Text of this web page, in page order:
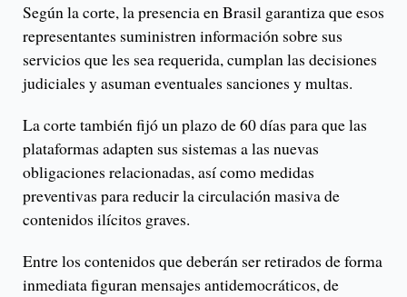
Según la corte, la presencia en Brasil garantiza que esos
representantes suministren información sobre sus
servicios que les sea requerida, cumplan las decisiones
judiciales y asuman eventuales sanciones y multas.
La corte también fijó un plazo de 60 días para que las
plataformas adapten sus sistemas a las nuevas
obligaciones relacionadas, así como medidas
preventivas para reducir la circulación masiva de
contenidos ilícitos graves.
Entre los contenidos que deberán ser retirados de forma
inmediata figuran mensajes antidemocráticos, de